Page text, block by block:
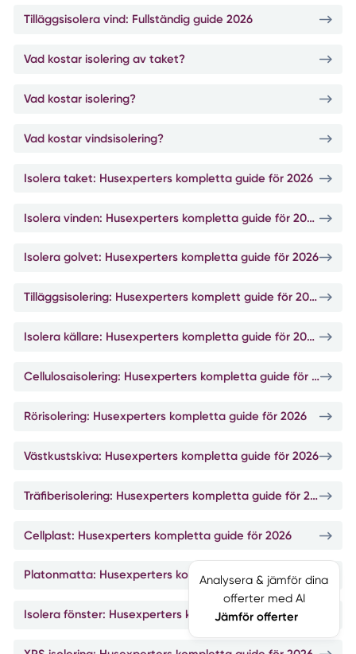
Tilläggsisolera vind: Fullständig guide 2026
Vad kostar isolering av taket?
Vad kostar isolering?
Vad kostar vindsisolering?
Isolera taket: Husexperters kompletta guide för 2026
Isolera vinden: Husexperters kompletta guide för 2026
Isolera golvet: Husexperters kompletta guide för 2026
Tilläggsisolering: Husexperters komplett guide för 2026
Isolera källare: Husexperters kompletta guide för 2026
Cellulosaisolering: Husexperters kompletta guide för 2026
Rörisolering: Husexperters kompletta guide för 2026
Västkustskiva: Husexperters kompletta guide för 2026
Träfiberisolering: Husexperters kompletta guide för 2026
Cellplast: Husexperters kompletta guide för 2026
Platonmatta: Husexperters kompletta guide för 2026
Analysera & jämför dina
offerter med AI
Jämför offerter